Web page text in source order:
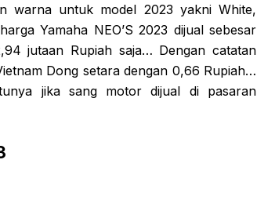
warna untuk model 2023 yakni White,
Yamaha NEO’S 2023 dijual sebesar
jutaan Rupiah saja… Dengan catatan
Dong setara dengan 0,66 Rupiah…
jika sang motor dijual di pasaran